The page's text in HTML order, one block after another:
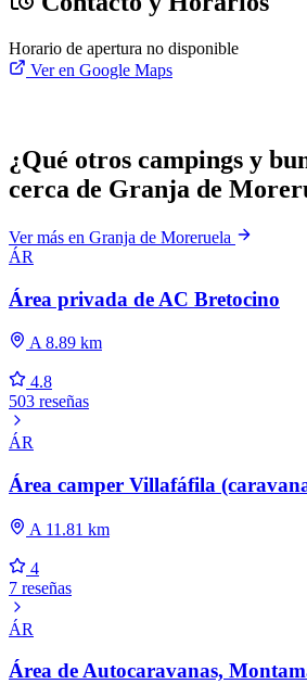
Horario de apertura no disponible
Ver en Google Maps
¿Qué otros campings y
cerca de Granja de
Ver más en Granja de Moreruela
ÁR
Área privada de AC Bretocino
A 8.89 km
4.8
503 reseñas
ÁR
Área camper Villafáfila
A 11.81 km
4
7 reseñas
ÁR
Área de Autocaravanas,